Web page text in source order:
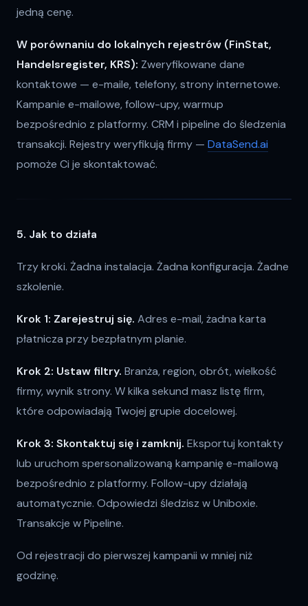
jedną cenę.
W porównaniu do lokalnych rejestrów (FinStat,
Handelsregister, KRS): Zweryfikowane dane
kontaktowe — e-maile, telefony, strony internetowe.
Kampanie e-mailowe, follow-upy, warmup
bezpośrednio z platformy. CRM i pipeline do śledzenia
transakcji. Rejestry weryfikują firmy — DataSend.ai
pomoże Ci je skontaktować.
5. Jak to działa
Trzy kroki. Żadna instalacja. Żadna konfiguracja. Żadne
szkolenie.
Krok 1: Zarejestruj się. Adres e-mail, żadna karta
płatnicza przy bezpłatnym planie.
Krok 2: Ustaw filtry. Branża, region, obrót, wielkość
firmy, wynik strony. W kilka sekund masz listę firm,
które odpowiadają Twojej grupie docelowej.
Krok 3: Skontaktuj się i zamknij. Eksportuj kontakty
lub uruchom spersonalizowaną kampanię e-mailową
bezpośrednio z platformy. Follow-upy działają
automatycznie. Odpowiedzi śledzisz w Uniboxie.
Transakcje w Pipeline.
Od rejestracji do pierwszej kampanii w mniej niż
godzinę.